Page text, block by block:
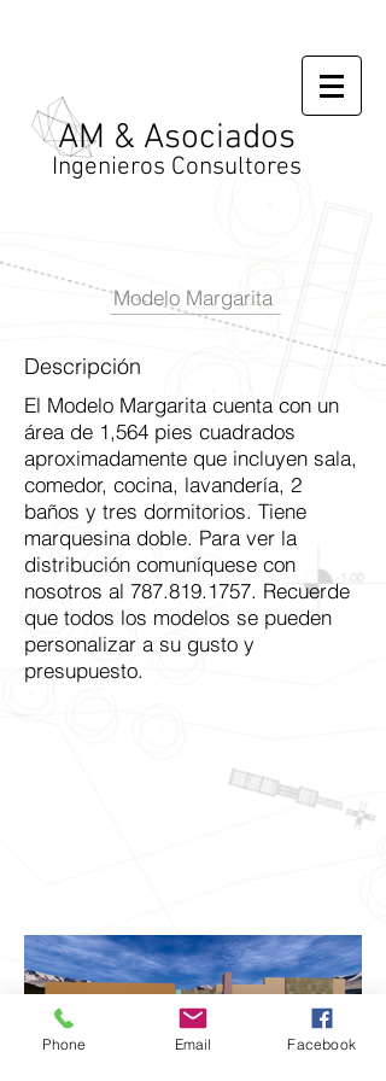
AM & Asociados
Ingenieros Consultores
Modelo Margarita
Descripción
El Modelo Margarita cuenta con un
área de 1,564 pies cuadrados
aproximadamente que incluyen sala,
comedor, cocina, lavandería, 2
baños y tres dormitorios. Tiene
marquesina doble. Para ver la
distribución comuníquese con
nosotros al 787.819.1757. Recuerde
que todos los modelos se pueden
personalizar a su gusto y
presupuesto.
Phone Email Facebook